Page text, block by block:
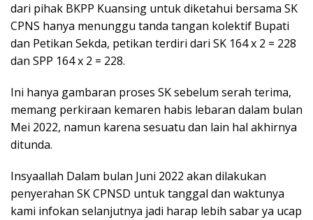
dari pihak BKPP Kuansing untuk diketahui bersama SK
CPNS hanya menunggu tanda tangan kolektif Bupati
dan Petikan Sekda, petikan terdiri dari SK 164 x 2 = 228
dan SPP 164 x 2 = 228.
Ini hanya gambaran proses SK sebelum serah terima,
memang perkiraan kemaren habis lebaran dalam bulan
Mei 2022, namun karena sesuatu dan lain hal akhirnya
ditunda.
Insyaallah Dalam bulan Juni 2022 akan dilakukan
penyerahan SK CPNSD untuk tanggal dan waktunya
kami infokan selanjutnya jadi harap lebih sabar ya ucap